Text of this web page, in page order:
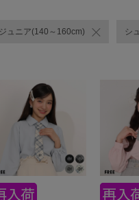
ジュニア(140～160cm) シ